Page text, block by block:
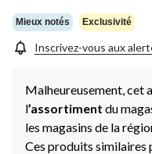
même
page.
Mieux notés Exclusivité
Inscrivez-vous aux
Malheureusement, cet
l’assortiment du
les magasins de la
Ces produits similaires